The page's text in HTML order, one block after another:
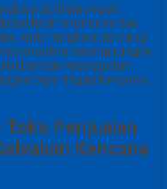
atap baja ringan
lebih ekonomis dan
jenis rangka atap yang
onduline karena rangka
banyak keunggulan.
baja ringan kencana…
Toko Penjualan
Kencana